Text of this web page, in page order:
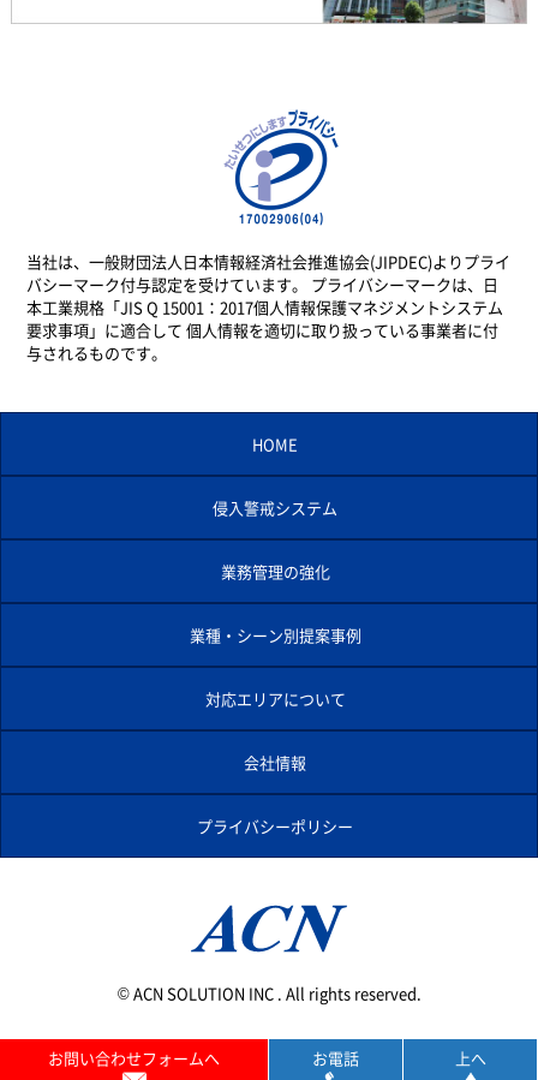
お問い合わせフォームへ お電話 上へ
当社は、一般財団法人日本情報経済社会推進協会(JIPDEC)よりプライ
バシーマーク付与認定を受けています。 プライバシーマークは、日
本工業規格「JIS Q 15001：2017個人情報保護マネジメントシステム
要求事項」に適合して 個人情報を適切に取り扱っている事業者に付
与されるものです。
HOME
侵入警戒システム
業務管理の強化
業種・シーン別提案事例
対応エリアについて
会社情報
プライバシーポリシー
© ACN SOLUTION INC . All rights reserved.